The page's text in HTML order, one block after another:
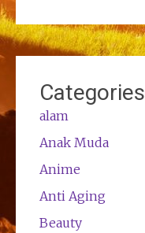
Categories
alam
Anak Muda
Anime
Anti Aging
Beauty